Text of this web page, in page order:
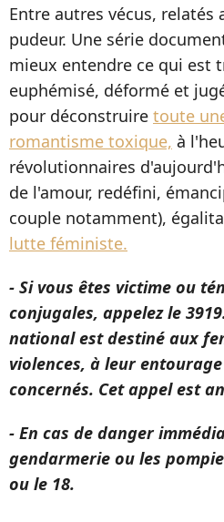
Entre autres vécus, relatés
pudeur. Une série
mieux entendre ce qui est
euphémisé, déformé et
pour déconstruire toute
romantisme toxique, à
révolutionnaires
de l'amour, redéfini,
couple notamment),
lutte féministe.
- Si vous êtes victime ou
conjugales, appelez le
national est destiné aux
violences, à leur
concernés. Cet appel est
- En cas de danger
gendarmerie ou les
ou le 18.